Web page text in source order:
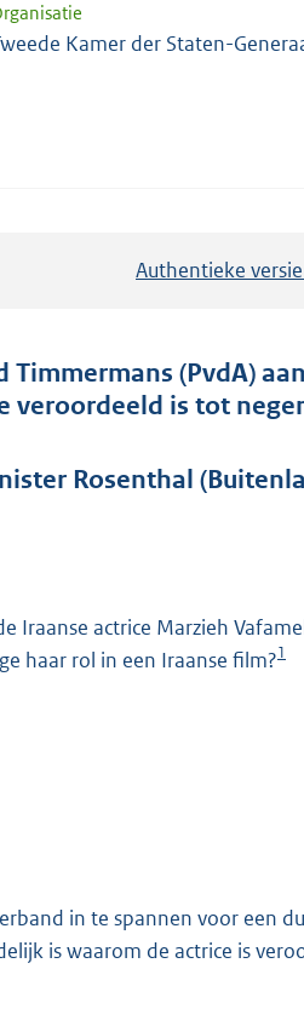
Kamer der Staten-
Authentieke versie
Timmermans (PvdA)
veroordeeld is tot
Rosenthal
Iraanse actrice Marzieh
haar rol in een Iraanse film?1
in te spannen voor een
is waarom de actrice is